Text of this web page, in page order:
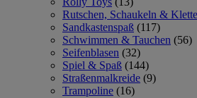
Rutschen, Schaukeln &
Sandkastenspaß (117)
Schwimmen & Tauchen (56)
Seifenblasen (32)
Spiel & Spaß (144)
Straßenmalkreide (9)
Trampoline (16)